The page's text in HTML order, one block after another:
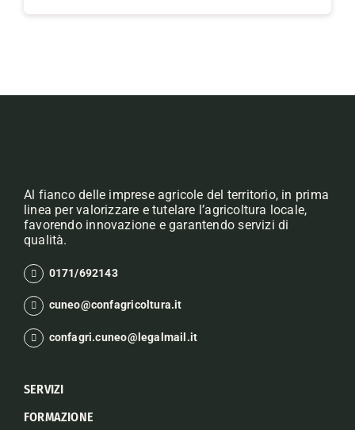
Al fianco delle imprese agricole del territorio, in prima
linea per valorizzare e tutelare l’agricoltura locale,
favorendo innovazione e garantendo servizi di
qualità.
0171/692143
cuneo@confagricoltura.it
confagri.cuneo@legalmail.it
SERVIZI
FORMAZIONE